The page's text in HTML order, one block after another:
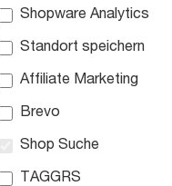
Aufbauanleitung
Shopware Analytics
Standort speichern
Affiliate Marketing
Brevo
Shop Suche
TAGGRS